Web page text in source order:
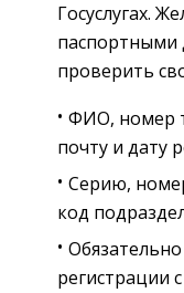
Госуслугах.
проверить
ФИО, номер
почту и дату
Серию,
код
регистрации